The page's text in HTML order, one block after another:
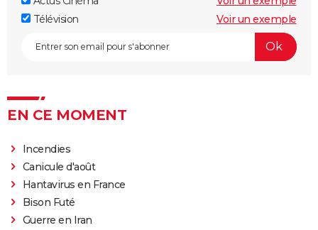
Super Size Me
Le Chagrin et la Pitié
Lost in la Mancha
Télévision
Voir un exemple
EN CE MOMENT
Incendies
Canicule d'août
Hantavirus en France
Bison Futé
Guerre en Iran